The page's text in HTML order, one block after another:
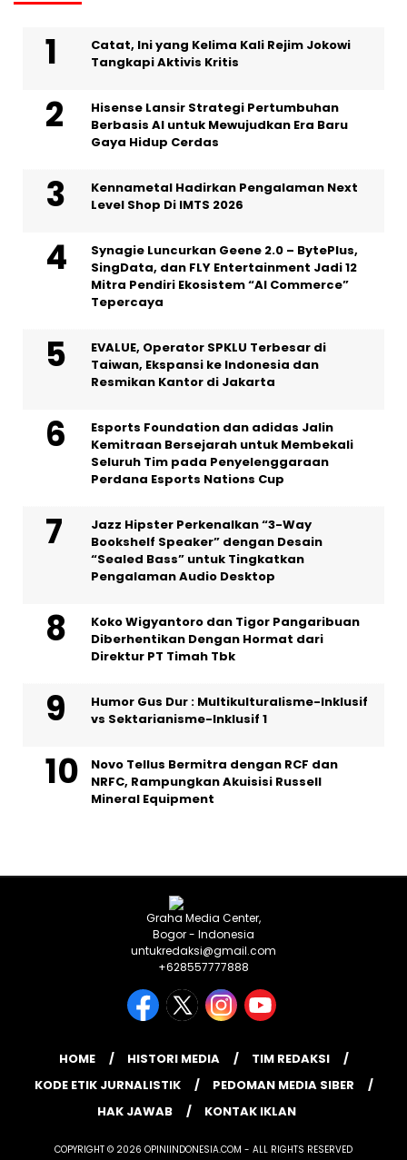
Catat, Ini yang Kelima Kali Rejim Jokowi
Tangkapi Aktivis Kritis
Hisense Lansir Strategi Pertumbuhan
Berbasis AI untuk Mewujudkan Era Baru
Gaya Hidup Cerdas
Kennametal Hadirkan Pengalaman Next
Level Shop Di IMTS 2026
Synagie Luncurkan Geene 2.0 – BytePlus,
SingData, dan FLY Entertainment Jadi 12
Mitra Pendiri Ekosistem “AI Commerce”
Tepercaya
EVALUE, Operator SPKLU Terbesar di
Taiwan, Ekspansi ke Indonesia dan
Resmikan Kantor di Jakarta
Esports Foundation dan adidas Jalin
Kemitraan Bersejarah untuk Membekali
Seluruh Tim pada Penyelenggaraan
Perdana Esports Nations Cup
Jazz Hipster Perkenalkan “3-Way
Bookshelf Speaker” dengan Desain
“Sealed Bass” untuk Tingkatkan
Pengalaman Audio Desktop
Koko Wigyantoro dan Tigor Pangaribuan
Diberhentikan Dengan Hormat dari
Direktur PT Timah Tbk
Humor Gus Dur : Multikulturalisme-Inklusif
vs Sektarianisme-Inklusif 1
Novo Tellus Bermitra dengan RCF dan
NRFC, Rampungkan Akuisisi Russell
Mineral Equipment
Graha Media Center,
Bogor - Indonesia
untukredaksi@gmail.com
+628557777888
HOME HISTORI MEDIA
TIM REDAKSI
KODE ETIK JURNALISTIK
PEDOMAN MEDIA SIBER
HAK JAWAB
KONTAK IKLAN
COPYRIGHT © 2026 OPINIINDONESIA.COM - ALL RIGHTS RESERVED